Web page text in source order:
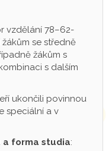
vzdělání 78–62-
se středně
žákům s
s dalším
ukončili povinnou
speciální a v
a forma studia: